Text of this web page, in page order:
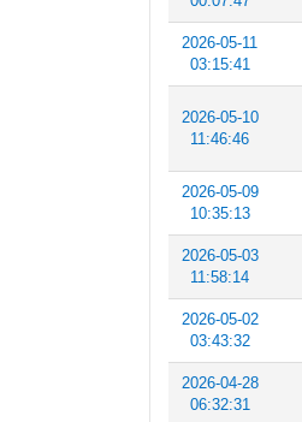
2026-05-11
03:15:41
2026-05-10
11:46:46
2026-05-09
10:35:13
2026-05-03
11:58:14
2026-05-02
03:43:32
2026-04-28
06:32:31